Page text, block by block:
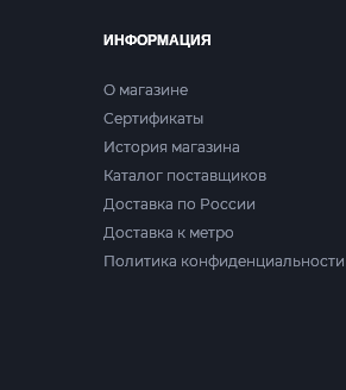
ИНФОРМАЦИЯ
О магазине
Сертификаты
История магазина
Каталог поставщиков
Доставка по России
Доставка к метро
Политика конфиденциальности